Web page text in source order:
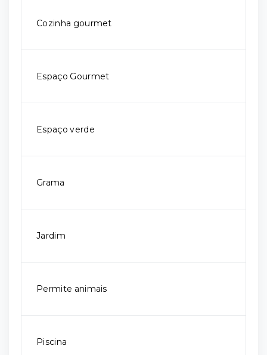
Cozinha gourmet
Espaço Gourmet
Espaço verde
Grama
Jardim
Permite animais
Piscina